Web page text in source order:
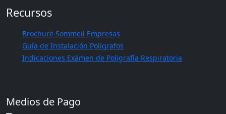
Recursos
Brochure Sommeil Empresas
Guía de Instalación Polígrafos
Indicaciones Exámen de Poligrafía Respiratoria
Medios de Pago